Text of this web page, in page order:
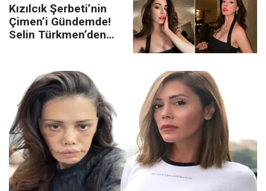
Kızılcık Şerbeti’nin
Çimen’i Gündemde!
Selin Türkmen’den
Açıklaması Gündem
Oldu